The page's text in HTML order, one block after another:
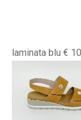
laminata blu €